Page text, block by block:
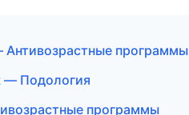
программы
— Подология
программы